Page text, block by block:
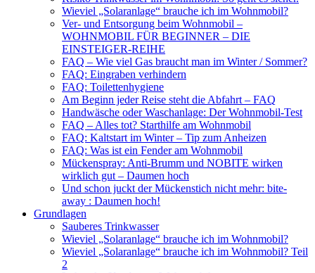
Wieviel „Solaranlage“ brauche ich im Wohnmobil?
Ver- und Entsorgung beim Wohnmobil –
WOHNMOBIL FÜR BEGINNER – DIE
EINSTEIGER-REIHE
FAQ – Wie viel Gas braucht man im Winter / Sommer?
FAQ: Eingraben verhindern
FAQ: Toilettenhygiene
Am Beginn jeder Reise steht die Abfahrt – FAQ
Handwäsche oder Waschanlage: Der Wohnmobil-Test
FAQ – Alles tot? Starthilfe am Wohnmobil
FAQ: Kaltstart im Winter – Tip zum Anheizen
FAQ: Was ist ein Fender am Wohnmobil
Mückenspray: Anti-Brumm und NOBITE wirken
wirklich gut – Daumen hoch
Und schon juckt der Mückenstich nicht mehr: bite-
away : Daumen hoch!
Grundlagen
Sauberes Trinkwasser
Wieviel „Solaranlage“ brauche ich im Wohnmobil?
Wieviel „Solaranlage“ brauche ich im Wohnmobil? Teil
2